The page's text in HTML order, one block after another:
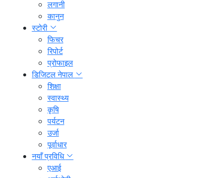
लगानी
कानुन
स्टोरी
फिचर
रिपोर्ट
प्रोफाइल
डिजिटल नेपाल
शिक्षा
स्वास्थ्य
कृषि
पर्यटन
उर्जा
पूर्वाधार
नयाँ प्रविधि
एआई